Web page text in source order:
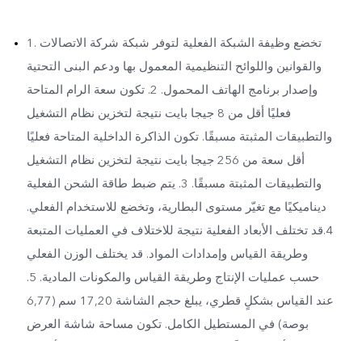
1. تخضع وظيفة الشبكة الفعلية لتوفر شبكة شركة الاتصالات
والقوانين واللوائح التنظيمية المعمول بها ودعم البنى التحتية
وإصدار برنامج الهاتف المحمول. 2. تكون سعة الرام المتاحة
فعليًا أقل من 8 جيجا بايت نتيجة لتخزين نظام التشغيل
والتطبيقات المثبتة مسبقًا. تكون الذاكرة الداخلية المتاحة فعليًا
أقل سعة من 256 جيجا بايت نتيجة لتخزين نظام التشغيل
والتطبيقات المثبتة مسبقًا. 3. يتم ضبط طاقة الشحن الفعلية
ديناميكيًا مع تغيّر مستوى البطارية، وتخضع للاستخدام الفعلي.
4.قد تختلف الأبعاد الفعلية نتيجة للاختلاف في العمليات المتبعة
وطريقة القياس وإمدادات المواد. قد يختلف الوزن الفعلي
حسب عمليات الإنتاج وطريقة القياس والمكونات المادية. 5.
عند القياس بشكلٍ قطري، يبلغ حجم الشاشة 17,20 سم (6,77
بوصة) في المستطيل الكامل. تكون مساحة شاشة العرض